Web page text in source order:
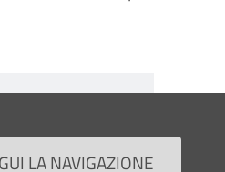
LA NAVIGAZIONE